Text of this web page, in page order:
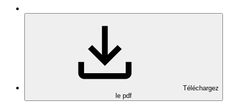
Téléchargez
le pdf